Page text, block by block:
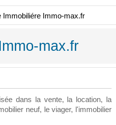
Immobiliére Immo-max.fr
max.fr
dans la vente, la location, la
neuf, le viager, l'immobilier